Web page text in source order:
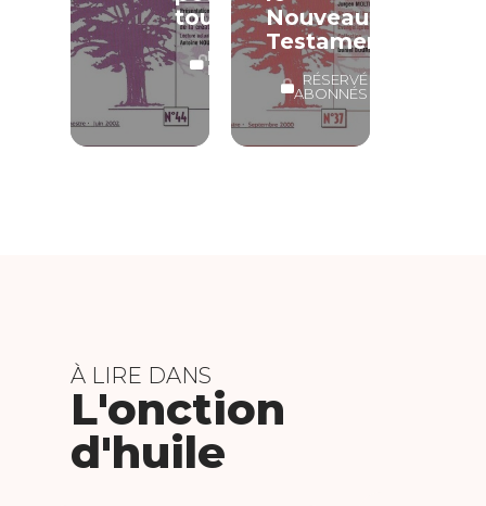
tous
LECTURE
LIBRE
Nouveau
Testament
RÉSERVÉ
ABONNÉS
À LIRE DANS
L'onction
d'huile